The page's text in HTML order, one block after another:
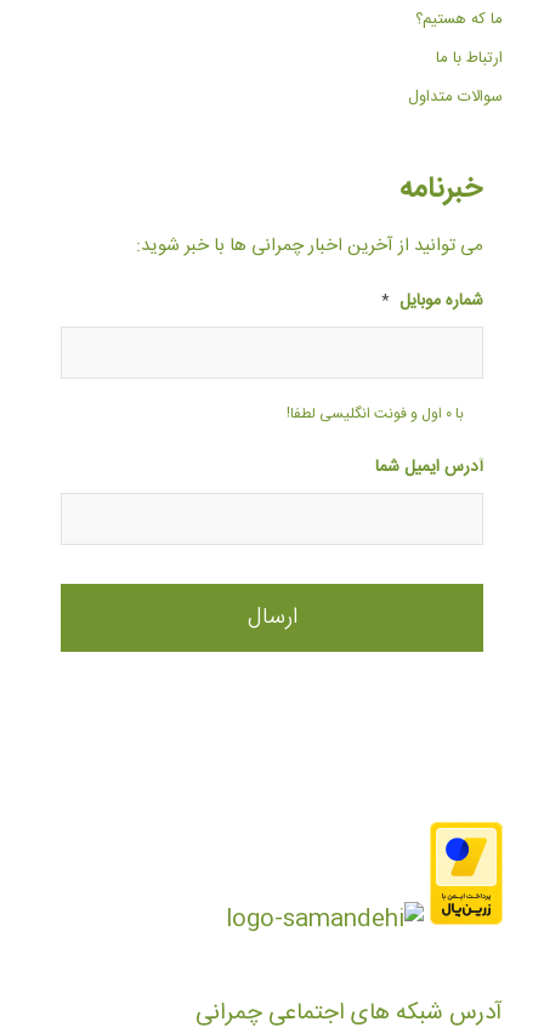
ما که هستیم؟
ارتباط با ما
سوالات متداول
خبرنامه
می توانید از آخرین اخبار چمرانی ها با خبر شوید:
شماره موبایل *
با ۰ اول و فونت انگلیسی لطفا!
آدرس ایمیل شما
آدرس شبکه های اجتماعی چمرانی